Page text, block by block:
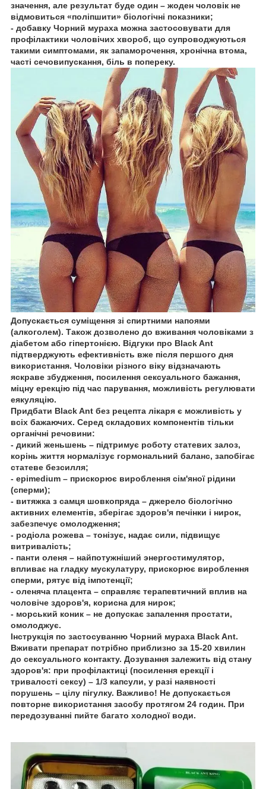
значення, але результат буде один – жоден чоловік не
відмовиться «поліпшити» біологічні показники;
- добавку Чорний мураха можна застосовувати для
профілактики чоловічих хвороб, що супроводжуються
такими симптомами, як запаморочення, хронічна втома,
часті сечовипускання, біль в попереку.
Допускається суміщення зі спиртними напоями
(алкоголем). Також дозволено до вживання чоловіками з
діабетом або гіпертонією. Відгуки про Black Ant
підтверджують ефективність вже після першого дня
використання. Чоловіки різного віку відзначають
яскраве збудження, посилення сексуального бажання,
міцну ерекцію під час парування, можливість регулювати
еякуляцію.
Придбати Black Ant без рецепта лікаря є можливість у
всіх бажаючих. Серед складових компонентів тільки
органічні речовини:
- дикий женьшень – підтримує роботу статевих залоз,
корінь життя нормалізує гормональний баланс, запобігає
статеве безсилля;
- epimedium – прискорює вироблення сім'яної рідини
(сперми);
- витяжка з самця шовкопряда – джерело біологічно
активних елементів, зберігає здоров'я печінки і нирок,
забезпечує омолодження;
- родіола рожева – тонізує, надає сили, підвищує
витривалість;
- панти оленя – найпотужніший энергостимулятор,
впливає на гладку мускулатуру, прискорює вироблення
сперми, рятує від імпотенції;
- оленяча плацента – справляє терапевтичний вплив на
чоловіче здоров'я, корисна для нирок;
- морський коник – не допускає запалення простати,
омолоджує.
Інструкція по застосуванню Чорний мураха Black Ant.
Вживати препарат потрібно приблизно за 15-20 хвилин
до сексуального контакту. Дозування залежить від стану
здоров'я: при профілактиці (посилення ерекції і
тривалості сексу) – 1/3 капсули, у разі наявності
порушень – цілу пігулку. Важливо! Не допускається
повторне використання засобу протягом 24 годин. При
передозуванні пийте багато холодної води.